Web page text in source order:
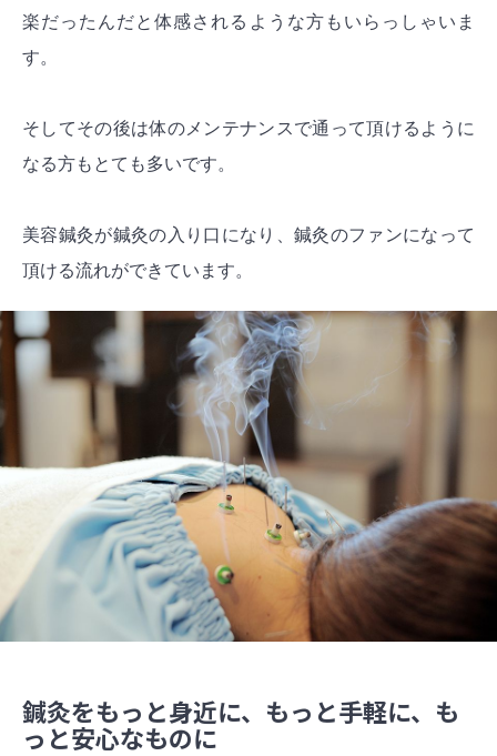
楽だったんだと体感されるような方もいらっしゃいま
す。
そしてその後は体のメンテナンスで通って頂けるように
なる方もとても多いです。
美容鍼灸が鍼灸の入り口になり、鍼灸のファンになって
頂ける流れができています。
鍼灸をもっと身近に、もっと手軽に、も
っと安心なものに